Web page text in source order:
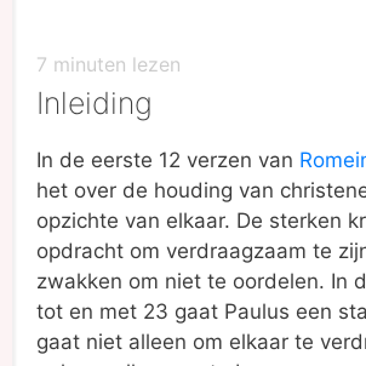
7 minuten lezen
Inleiding
In de eerste 12 verzen van
het over de houding van
opzichte van elkaar. De sterken
opdracht om verdraagzaam te
zwakken om niet te oordelen. In
tot en met 23 gaat Paulus een
gaat niet alleen om elkaar te